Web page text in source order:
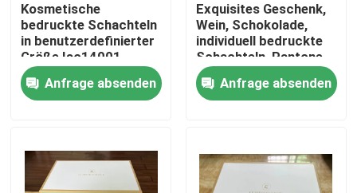
Nach Hause
Kosmetische
bedruckte Schachteln
in benutzerdefinierter
Größe Iso14001
Deboss 3D UV
Anfrage absenden
Exquisites Geschenk,
Wein, Schokolade,
individuell bedruckte
Schachteln, Pantone-
Farbfolienprägung
Anfrage absenden